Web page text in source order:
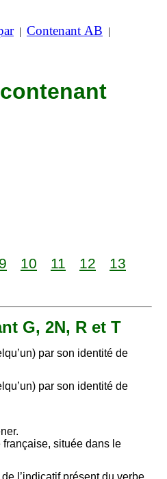
| Contenant AB |
9 10 11 12
13
G, 2N, R et T
par son identité de
par son identité de
située dans le
l’indicatif présent du verbe